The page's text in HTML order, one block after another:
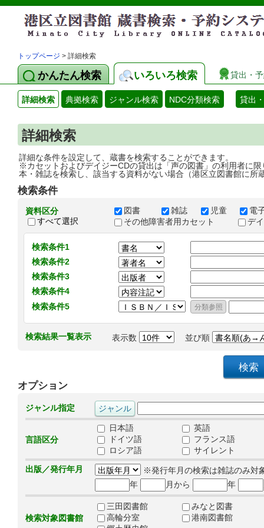
トップページ > 詳細検索
かんたん検索 いろいろ検索 貸出・
詳細検索 典拠検索 ジャンル検索 NDC分類検索 貸出
詳細検索
詳細な条件を設定して、蔵書を検索することができます。
※カセットおよびデイジーCDの貸出は「声の図書」の利用者に限
本・雑誌を検索し、該当する資料がない場合（港区立図書館に所
検索条件
資料区分
すべて選択
図書 雑誌 児童
電
その他障害者用カセット
デ
検索条件1
検索条件2
検索条件3
検索条件4
検索条件5
検索結果一覧表示 表示数 並び順
オプション
ジャンル指定
言語区分
日本語
英語
ドイツ語
フランス語
ロシア語
サイレント
出版／発行年月
※発行年月の検索は雑誌のみ対
年
月から 年
検索対象図書館
三田図書館
みなと図書
高輪分室
港南図書館